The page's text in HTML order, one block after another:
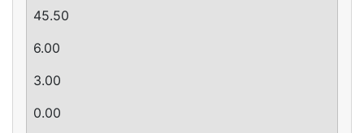
45.50
­6.00
­3.00
0.00